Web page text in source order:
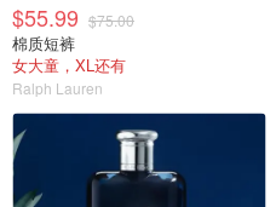
$55.99 $75.00
棉质短裤
女大童，XL还有
Ralph Lauren